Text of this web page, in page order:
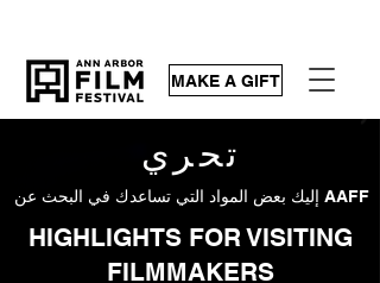
MAKE A GIFT
تحري
إليك بعض المواد التي تساعدك في البحث عن AAFF
HIGHLIGHTS FOR VISITING
FILMMAKERS